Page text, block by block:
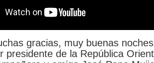
gracias, muy buenas
presidente de la República